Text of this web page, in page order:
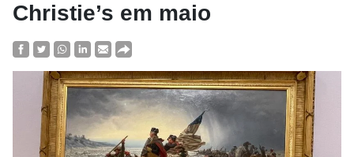
Christie’s em maio